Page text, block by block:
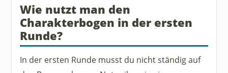
Wie nutzt man den
Charakterbogen in der ersten
Runde?
In der ersten Runde musst du nicht ständig auf